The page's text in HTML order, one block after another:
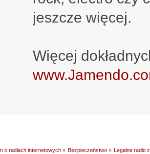
jeszcze więcej.
Więcej
o radiach internetowych» Bezpieczeństwo» Legalne radio